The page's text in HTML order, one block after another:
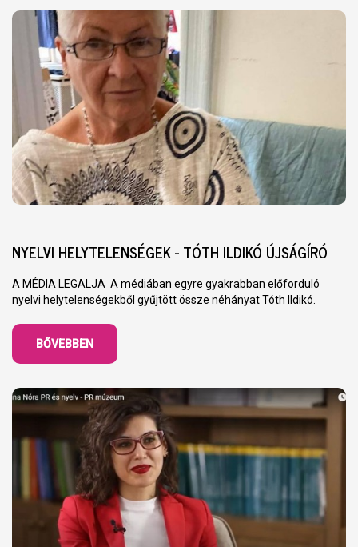
NYELVI HELYTELENSÉGEK - TÓTH ILDIKÓ ÚJSÁGÍRÓ
A MÉDIA LEGALJA A médiában egyre gyakrabban előforduló
nyelvi helytelenségekből gyűjtött össze néhányat Tóth Ildikó.
BŐVEBBEN